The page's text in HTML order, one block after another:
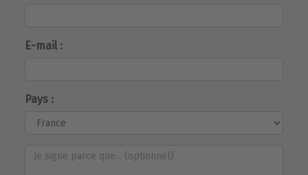
E-mail :
Pays :